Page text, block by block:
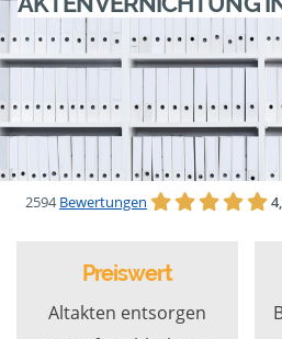
2594Bewertungen
Preiswert
Altakten entsorgen